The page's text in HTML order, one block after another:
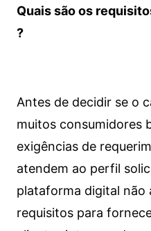
Quais são os
?
Antes de decidir se o
muitos consumidores
exigências de
atendem ao perfil
plataforma digital não
requisitos para